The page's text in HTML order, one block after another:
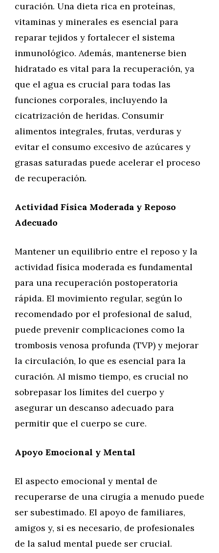
curación. Una dieta rica en proteínas,
vitaminas y minerales es esencial para
reparar tejidos y fortalecer el sistema
inmunológico. Además, mantenerse bien
hidratado es vital para la recuperación, ya
que el agua es crucial para todas las
funciones corporales, incluyendo la
cicatrización de heridas. Consumir
alimentos integrales, frutas, verduras y
evitar el consumo excesivo de azúcares y
grasas saturadas puede acelerar el proceso
de recuperación.
Actividad Física Moderada y Reposo
Adecuado
Mantener un equilibrio entre el reposo y la
actividad física moderada es fundamental
para una recuperación postoperatoria
rápida. El movimiento regular, según lo
recomendado por el profesional de salud,
puede prevenir complicaciones como la
trombosis venosa profunda (TVP) y mejorar
la circulación, lo que es esencial para la
curación. Al mismo tiempo, es crucial no
sobrepasar los límites del cuerpo y
asegurar un descanso adecuado para
permitir que el cuerpo se cure.
Apoyo Emocional y Mental
El aspecto emocional y mental de
recuperarse de una cirugía a menudo puede
ser subestimado. El apoyo de familiares,
amigos y, si es necesario, de profesionales
de la salud mental puede ser crucial.